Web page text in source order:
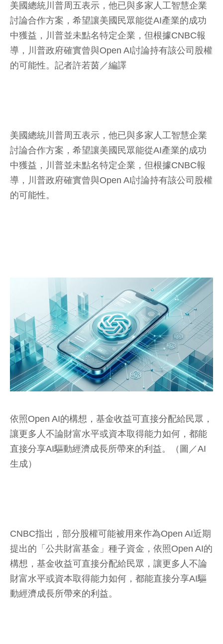
美國總統川普周五表示，他已與多家人工智慧企業
討論合作方案，希望讓美國民眾能從AI產業的成功
中獲益，川普並未點名特定企業，但根據CNBC報
導，川普政府確實曾與Open AI討論持有該公司股權
的可能性。 記者許若茵／編譯
美國總統川普周五表示，他已與多家人工智慧企業
討論合作方案，希望讓美國民眾能從AI產業的成功
中獲益，川普並未點名特定企業，但根據CNBC報
導，川普政府確實曾與Open AI討論持有該公司股權
的可能性。
依照Open AI的構想，基金收益可直接分配給民眾，
讓更多人不論財富水平或資本取得能力如何，都能
直接分享AI驅動經濟成長所帶來的利益。（圖／AI
生成）
CNBC指出，部分股權可能被用來作為Open AI近期
提出的「公共財富基金」種子資金，依照Open AI的
構想，基金收益可直接分配給民眾，讓更多人不論
財富水平或資本取得能力如何，都能直接分享AI驅
動經濟成長所帶來的利益。